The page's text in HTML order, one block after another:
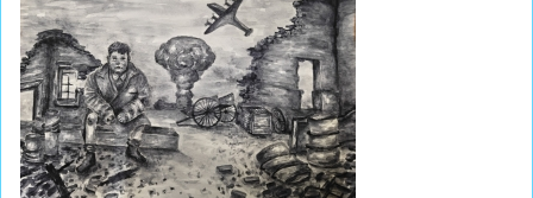
2026–
2027
учебного
года